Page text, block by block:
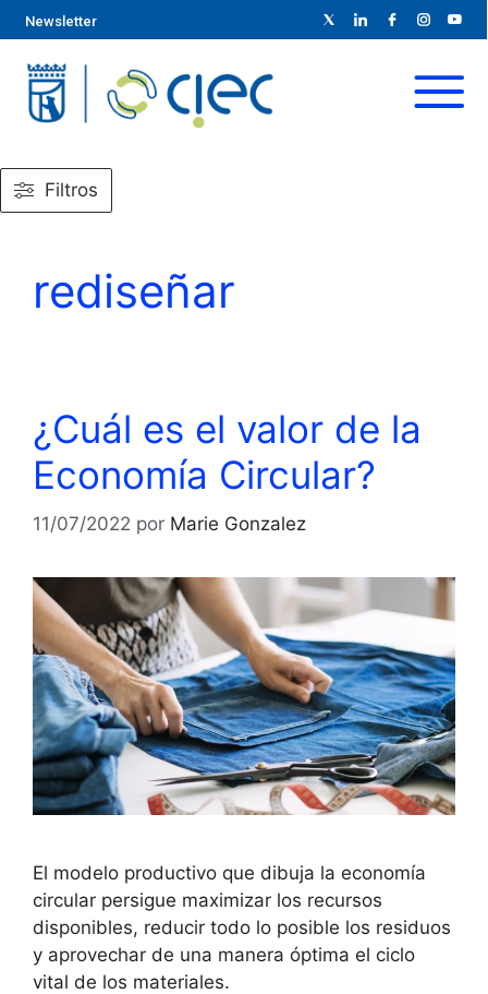
Newsletter
Filtros
rediseñar
¿Cuál es el valor de la
Economía Circular?
11/07/2022 por Marie Gonzalez
El modelo productivo que dibuja la economía
circular persigue maximizar los recursos
disponibles, reducir todo lo posible los residuos
y aprovechar de una manera óptima el ciclo
vital de los materiales.